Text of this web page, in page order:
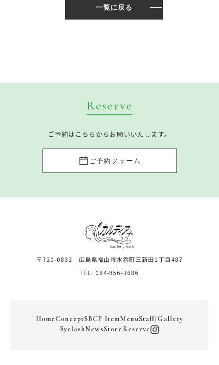
一覧に戻る
Reserve
ご予約はこちらからお願いいたします。
ご予約フォーム
〒720-0832 広島県福山市水呑町三新田1丁目487
TEL. 084-956-3686
HomeConceptSBCP ItemMenuStaff/Gallery
EyelashNewsStore Reserve